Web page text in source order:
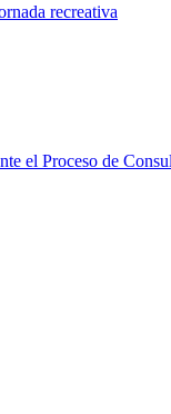
recreativa
el Proceso de